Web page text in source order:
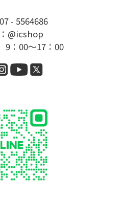
- 5564686
@icshop
：00～17：00